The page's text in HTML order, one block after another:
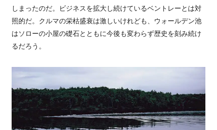
しまったのだ。ビジネスを拡大し続けているベントレーとは対
照的だ。クルマの栄枯盛衰は激しいけれども、ウォールデン池
はソローの小屋の礎石とともに今後も変わらず歴史を刻み続け
るだろう。